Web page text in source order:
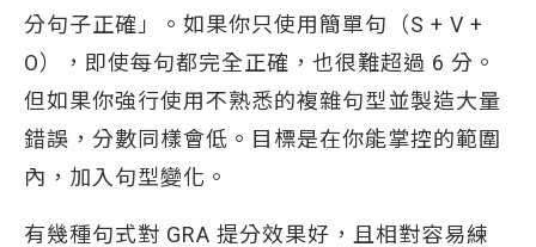
分句子正確」。如果你只使用簡單句（S + V +
O），即使每句都完全正確，也很難超過 6 分。
但如果你強行使用不熟悉的複雜句型並製造大量
錯誤，分數同樣會低。目標是在你能掌控的範圍
內，加入句型變化。
有幾種句式對 GRA 提分效果好，且相對容易練